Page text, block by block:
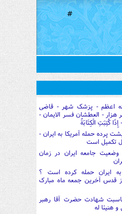
#
اعظم - پزشک شهر - قاضی
هزار - العطشان فسر الایمان -
كُتِبَتِ الْكِتَابَةُ
پرده حمله آمریکا به ایران -
تکمیل است
وضعیت جامعه ایران در زمان
ایران حمله کرده است ؟
روز قدس آخرین جمعه ماه مبارک
شهادت حضرت آقا رهبر
هنیئا له